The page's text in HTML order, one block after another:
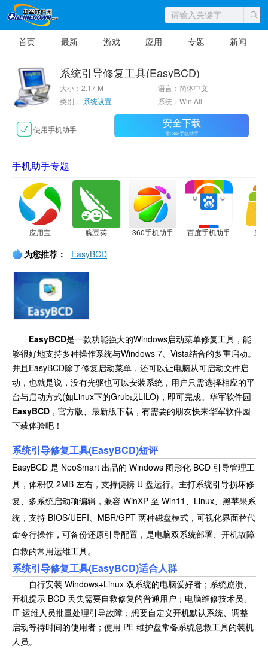
首页 最新 游戏 应用 专题 新闻
系统引导修复工具(EasyBCD)
大小：2.17 M
语言：简体中文
类别： 系统设置 系统：Win All
使用手机助手 安全下载
需2345手机助手
手机助手专题
应用宝 豌豆荚 360手机助手 百度手机助手 应
为您推荐： EasyBCD
EasyBCD是一款功能强大的Windows启动菜单修复工具，能
够很好地支持多种操作系统与Windows 7、Vista结合的多重启动。
并且EasyBCD除了修复启动菜单，还可以让电脑从可启动文件启
动，也就是说，没有光驱也可以安装系统，用户只需选择相应的平
台与启动方式(如Linux下的Grub或LILO)，即可完成。华军软件园
EasyBCD ，官方版、最新版下载，有需要的朋友快来华军软件园
下载体验吧！
系统引导修复工具(EasyBCD)短评
EasyBCD 是 NeoSmart 出品的 Windows 图形化 BCD 引导管理工
具，体积仅 2MB 左右，支持便携 U 盘运行。主打系统引导损坏修
复、多系统启动项编辑，兼容 WinXP 至 Win11、Linux、黑苹果系
统，支持 BIOS/UEFI、MBR/GPT 两种磁盘模式，可视化界面替代
命令行操作，可备份还原引导配置，是电脑双系统部署、开机故障
自救的常用运维工具。
系统引导修复工具(EasyBCD)适合人群
自行安装 Windows+Linux 双系统的电脑爱好者；系统崩溃、
开机提示 BCD 丢失需要自救修复的普通用户；电脑维修技术员、
IT 运维人员批量处理引导故障；想要自定义开机默认系统、调整
启动等待时间的使用者；使用 PE 维护盘常备系统急救工具的装机
人员。